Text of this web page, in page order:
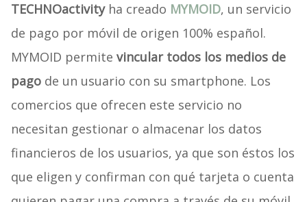
TECHNOactivityha creado MYMOID, un servicio
de pago por móvil de origen 100% español.
MYMOID permite vincular todos los medios de
pagode un usuario con su smartphone. Los
comercios que ofrecen este servicio no
necesitan gestionar o almacenar los datos
financieros de los usuarios, ya que son éstos los
que eligen y confirman con qué tarjeta o cuenta